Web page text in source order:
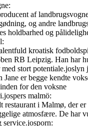
af
og andre
holdbarhed og
kroatisk
RB Leipzig. Han har
stort potentiale.joslyn
Jane er begge kendte
for den voksne
malmö:
restaurant i Malmø, der
atmosfære. De har
service.josporn: